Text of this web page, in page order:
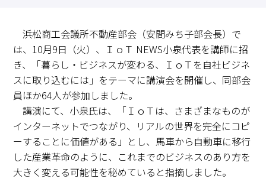
8:30～18:00（土日祝休）
浜松商工会議所不動産部会（安間みち子部会長）で
は、10月9日（火）、ＩｏＴ NEWS小泉代表を講師に招
き、「暮らし・ビジネスが変わる、ＩｏＴを自社ビジネ
スに取り込むには」をテーマに講演会を開催し、同部会
員ほか64人が参加しました。
講演にて、小泉氏は、「ＩｏＴは、さまざまなものが
インターネットでつながり、リアルの世界を完全にコピ
ーすることに価値がある」とし、馬車から自動車に移行
した産業革命のように、これまでのビジネスのあり方を
大きく変える可能性を秘めていると指摘しました。